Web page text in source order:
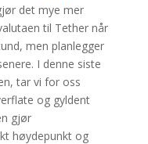
det mye mer
til Tether når
men planlegger
I denne siste
tar vi for oss
og gyldent
gjør
høydepunkt og